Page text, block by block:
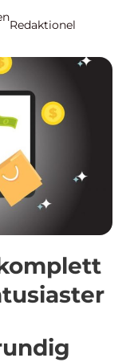
Redaktionel